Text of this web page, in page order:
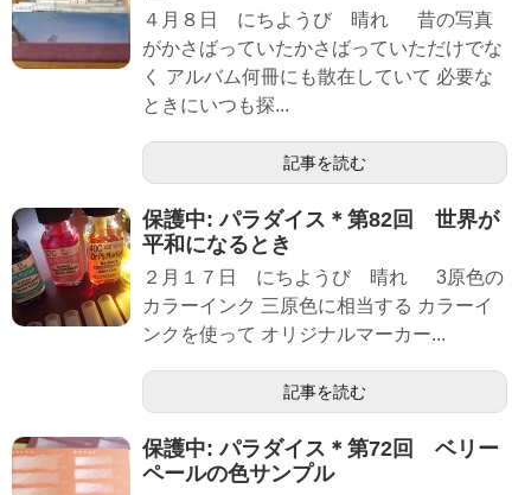
４月８日 にちようび 晴れ 昔の写真
がかさばっていたかさばっていただけでな
く アルバム何冊にも散在していて 必要な
ときにいつも探...
記事を読む
保護中: パラダイス＊第82回 世界が
平和になるとき
２月１７日 にちようび 晴れ 3原色の
カラーインク 三原色に相当する カラーイ
ンクを使って オリジナルマーカー...
記事を読む
保護中: パラダイス＊第72回 ベリー
ペールの色サンプル